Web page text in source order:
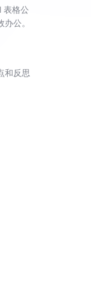
表格公
公。
和反思